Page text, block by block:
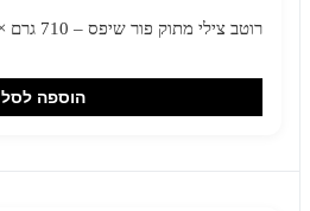
רוטב צילי מתוק פור שיפס – 710 גרם × 1 יחידות
הוספה לסל